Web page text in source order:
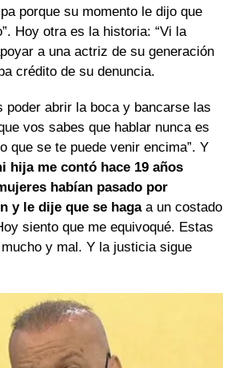
porque su momento le dijo que
Hoy otra es la historia: “Vi la
a una actriz de su generación
crédito de su denuncia.
poder abrir la boca y bancarse las
vos sabes que hablar nunca es
que se te puede venir encima”. Y
hija me contó hace 19 años
habían pasado por
y le dije que se hagaa un costado
siento que me equivoqué. Estas
y mal. Y la justicia sigue